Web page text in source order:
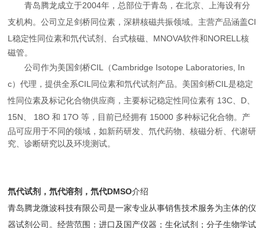
青岛腾龙成立于2004年，总部位于青岛，在北京、上海设有分
支机构。公司立足剑桥同位素，深耕核磁共振领域。主营产品涵盖CI
L稳定性同位素和氘代试剂、台式核磁、 MNOVA软件和NORELL核
磁管。
公司作为美国剑桥CIL （Cambridge Isotope Laboratories, In
c）代理，提供全系CIL 同位素和氘代试剂产品。美国剑桥CIL是稳定
性同位素及标记化合物供应商，主要标记稳定性同位素有 13C D
15N
18O和 17O等，目前已经拥有 15000 多种标记化合物。产
品可应用于不同的领域，如新药研发、氘代药物、核磁分析、代谢研
究、诊断研究以及环境测试。
氘代试剂，氘代溶剂，氘代DMSO介绍
青岛腾龙微波科技有限公司是一家专业从事销售技术服务为主体的仪
器试剂公司。经营范围：进口及国产仪器；生化试剂；分子生物学试